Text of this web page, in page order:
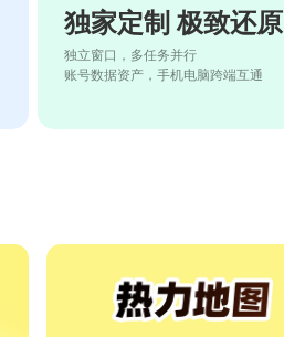
独家定制 极致还原
独立窗口，多任务并行
账号数据资产，手机电脑跨端互通